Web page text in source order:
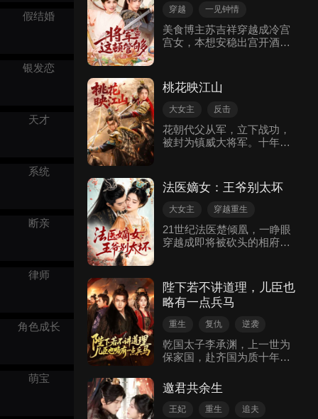
假结婚
银发恋
天才
系统
断亲
律师
角色成长
萌宝
踏平北境。最终万国来朝，
加身，傲视天下！
女。恋爱脑嫡女一心想嫁给
王心爱之人，宋芝主动谋
划，为二人请旨赐婚。不甘
二人最终自食其果。而宋芝
缘。战死沙场十年的丈夫活
着归来，夫妻二人久别重
逢，携手白头。
穿越
一见钟情
日久生情
古装权谋
古代言情
美食博主苏吉祥穿越成冷宫
宫女，本想安稳出宫开酒
将军卫陵的寒症胃疾，淮南
王忌惮卫陵功高震主，将二
人赐婚并发配苦寒邙城。苏
身世坎坷、一心复仇的卫陵
渐生情愫。突厥夜袭时她为
吉祥用美食化解危机、拉拢
部落稳固边城，卫陵暗中扩
充势力。淮南王为宝藏放走
陵，卫陵遂起兵复仇。最终
卫陵攻破京城，平定叛乱，
余生。
桃花映江山
大女主
反击
古装权谋
花朝代父从军，立下战功，
被封为镇威大将军。十年
自降为民返乡。皇帝为补偿
花朝，封其未婚夫秦京墨为
武状元。秦京墨为权势退
菱，并多次侮辱花朝。后西
戎使臣来访，大夏动荡，丞
露戎国皇子赵长恭及奸臣，
最终走到一起，实现抱负。
法医嫡女：王爷别太坏
大女主
穿越重生
逆袭
古装权谋 甜宠
21世纪法医楚倾凰，一睁眼
穿越成即将被砍头的相府嫡
从交易开始纠缠不休。斗绿
茶庶妹、破宫闱阴谋、查母
亲死因，步步为营。当她终
于站上高位，却发现自己身
怀的诅咒血脉，在爱情与性
命之间竟然只能二选一！为
打破宿命，二人踏上寻解四
中，水晶棺里的先祖向她伸
出手——以命换命，还是永
生永世被困？这场与天对赌
陛下若不讲道理，儿臣也
略有一点兵马
重生 复仇
逆袭
皇上
古代言情
古装权谋
乾国太子李承渊，上一世为
保家国，赴齐国为质十年，
李元盛陷害，最终被逐出皇
室。重生一世，李承渊为质
归国，毅然放弃太子之位，
邀君共余生
王妃 重生
追夫